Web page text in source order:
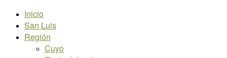
Inicio
San Luis
Región
Cuyo